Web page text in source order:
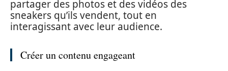
partager des photos et des vidéos des
sneakers qu’ils vendent, tout en
interagissant avec leur audience.
Créer un contenu engageant